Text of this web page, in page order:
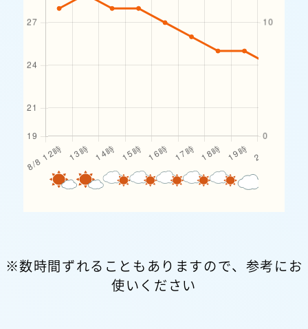
※数時間ずれることもありますので、参考にお
使いください